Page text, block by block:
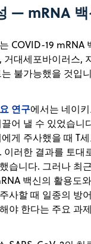
— mRNA
COVID-19
거대세포바이러스,
불가능했을 것입
연구에서는 네이
어 낼 수 있었습니
게 주사했을 때 T
이러한 결과를 토대
습니다. 그러나 최
백신의 활용도
사할 때 일종의 방
야 한다는 주요 과